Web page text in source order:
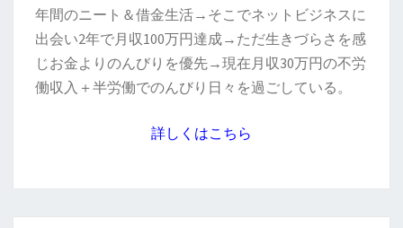
年間のニート＆借金生活→そこでネットビジネスに
出会い2年で月収100万円達成→ただ生きづらさを感
じお金よりのんびりを優先→現在月収30万円の不労
働収入＋半労働でのんびり日々を過ごしている。
詳しくはこちら